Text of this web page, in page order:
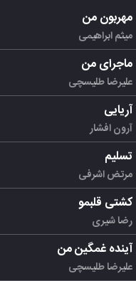
مهربون من
میثم ابراهیمی
ماجرای من
علیرضا طلیسچی
آریایی
آرون افشار
تسلیم
مرتض اشرفی
کشتی قلبمو
رضا شیری
آینده غمگین من
علیرضا طلیسچی